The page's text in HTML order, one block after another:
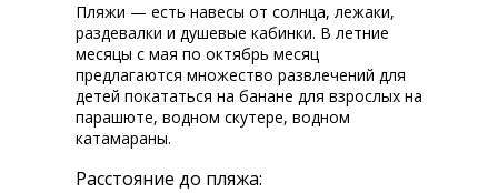
Пляжи — есть навесы от солнца, лежаки,
раздевалки и душевые кабинки. В летние
месяцы с мая по октябрь месяц
предлагаются множество развлечений для
детей покататься на банане для взрослых на
парашюте, водном скутере, водном
катамараны.
Расстояние до пляжа: